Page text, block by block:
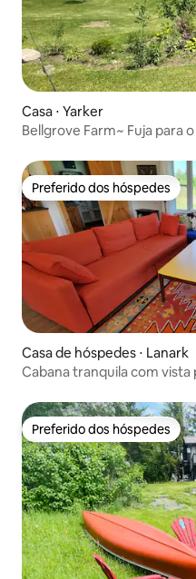
Casa ⋅ Yarker
Bellgrove Farm~ Fuja para
Preferido dos hóspedes
Preferido dos hóspedes
Casa de hóspedes ⋅ Lanark
Cabana tranquila com vista
Preferido dos hóspedes
Preferido dos hóspedes